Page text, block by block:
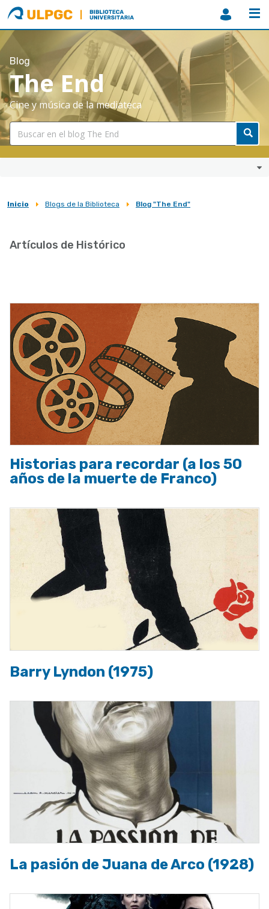
ULPGC
Biblioteca
ULPGC
Blog
The End
Cine y música de la mediateca
Sobrescribir
de
la
navegación
Inicio Blogs de la Biblioteca Blog "The End"
Artículos de Histórico
Historias para recordar (a los 50
años de la muerte de Franco)
Barry Lyndon (1975)
La pasión de Juana de Arco (1928)